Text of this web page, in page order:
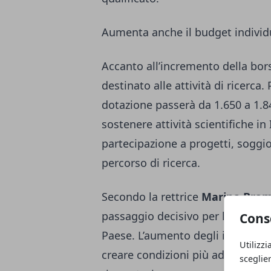
Aumenta anche il budget
Accanto all’incremento della
destinato alle attività di ricerca.
dotazione passerà da 1.650 a
sostenere attività scientifiche in
partecipazione a progetti,
percorso di ricerca.
Secondo la rettrice Marina
passaggio decisivo per lo
Paese. L’aumento degli importi
creare condizioni più adeguate